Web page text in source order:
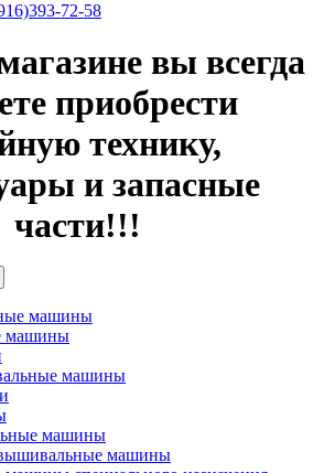
72-58
вы всегда
приобрести
технику,
и запасные
части!!!
машины
машины
машины
машины
машины